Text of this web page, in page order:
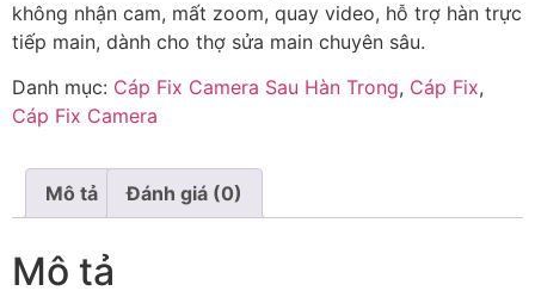
không nhận cam, mất zoom, quay video, hỗ trợ hàn trực
tiếp main, dành cho thợ sửa main chuyên sâu.
Danh mục: Cáp Fix Camera Sau Hàn Trong, Cáp Fix,
Cáp Fix Camera
Mô tả Đánh giá (0)
Mô tả